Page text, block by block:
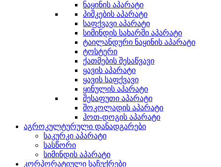
ნაყინის აპარატი
პიშკების აპარატი
საფქვავი აპარატი
სიმინდის სახარში აპარატი
ტაილანდური ნაყინის აპარატი
ტოსტერი
ქათმების შესაწვავი
ყავის აპარატი
ყავის საფქვავი
ყინულის აპარატი
შესაფუთი აპარატი
შოკოლადის აპარატი
ჰოთ-დოგის აპარატი
აგროკულტურული დანადგარები
საკურკი აპარატი
სასწორი
სიმინდის აპარატი
კორპორატიული საჩუქრები